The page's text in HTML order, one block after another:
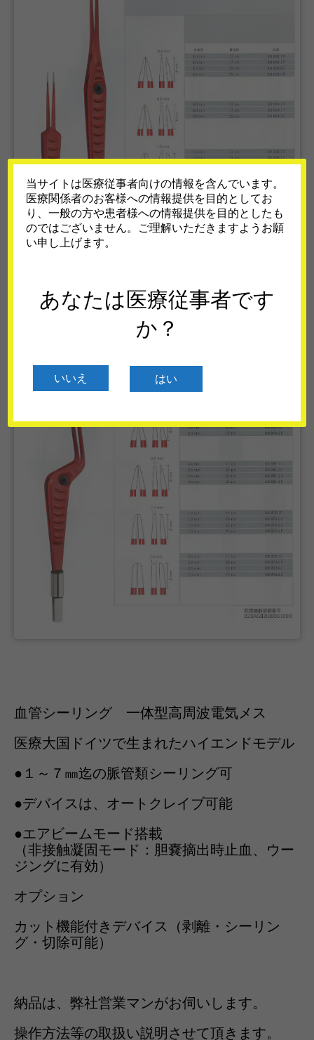
血管シーリング 一体型高周波電気メス
医療大国ドイツで生まれたハイエンドモデル
●１～７㎜迄の脈管類シーリング可
●デバイスは、オートクレイブ可能
●エアビームモード搭載
（非接触凝固モード：胆嚢摘出時止血、ウー
ジングに有効）
オプション
カット機能付きデバイス（剥離・シーリン
グ・切除可能）
納品は、弊社営業マンがお伺いします。
操作方法等の取扱い説明させて頂きます。
当サイトは医療従事者向けの情報を含んでいます。
医療関係者のお客様への情報提供を目的としてお
り、一般の方や患者様への情報提供を目的としたも
のではございません。ご理解いただきますようお願
い申し上げます。
あなたは医療従事者です
か？
いいえ はい